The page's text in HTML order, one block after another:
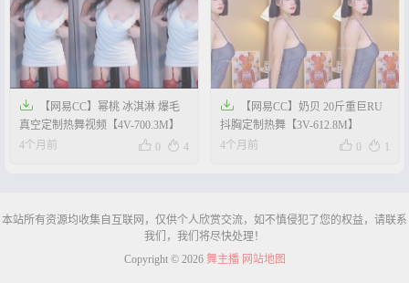

【网易CC】幂桃 冰淇淋 爆毛
真空定制热舞视频【4V-700.3M】
4个月前
 0  4

【网易CC】奶贝 20斤重巨RU
抖胸定制热舞【3V-612.8M】
4个月前
 0  1
本站所有资源均收集自互联网，仅供个人欣赏交流，如不慎侵犯了您的权益，请联系
我们，我们将尽快处理！
Copyright © 2026 舞主播 网站地图